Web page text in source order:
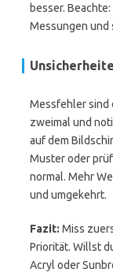
besser.
Messungen und
Messfehler sind
zweimal und
auf dem
Muster oder
normal. Mehr
und umgekehrt.
Fazit: Miss
Priorität. Willst
Acryl oder